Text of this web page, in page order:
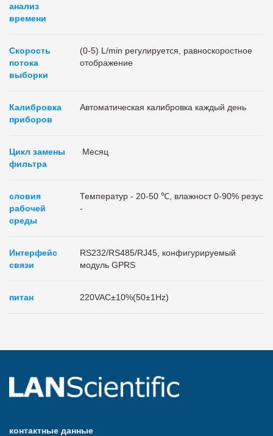
анализ
времени
Скорость
потока
выборки
(0-5) L/min регулируется, равноскоростное
отображение
Калибровка
приборов
Автоматическая калибровка каждый день
Цикл замены
фильтра
Месяц
словия
рабочей
среды
Температур - 20-50 ℃, влажност 0-90% резус
-
Интерфейс
связи
RS232/RS485/RJ45, конфигурируемый
модуль GPRS
питан 220VAC±10%(50±1Hz)
контактные данные